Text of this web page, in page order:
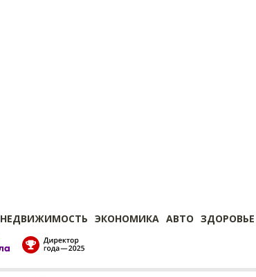
НЕДВИЖИМОСТЬ ЭКОНОМИКА АВТО ЗДОРОВЬЕ